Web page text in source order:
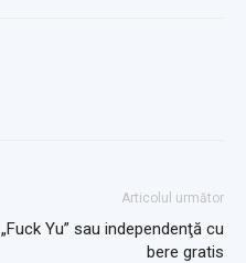
Articolul următor
„Fuck Yu” sau independenţă cu
bere gratis